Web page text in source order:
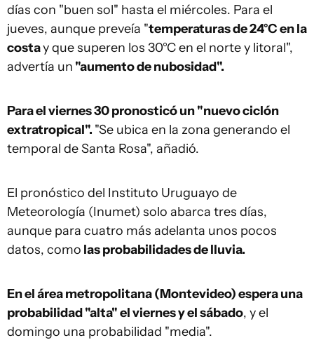
días con "buen sol" hasta el miércoles. Para el
jueves, aunque preveía "temperaturas de 24°C en la
costay que superen los 30°C en el norte y litoral",
advertía un "aumento de nubosidad".
Para el viernes 30 pronosticó un "nuevo ciclón
extratropical". "Se ubica en la zona generando el
temporal de Santa Rosa", añadió.
El pronóstico del Instituto Uruguayo de
Meteorología (Inumet) solo abarca tres días,
aunque para cuatro más adelanta unos pocos
datos, como las probabilidades de lluvia.
En el área metropolitana (Montevideo) espera una
probabilidad "alta" el viernes y el sábado, y el
domingo una probabilidad "media".